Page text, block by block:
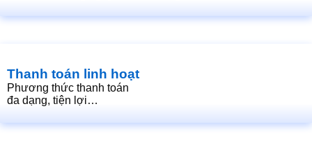
Thanh toán linh hoạt
Phương thức thanh toán
đa dạng, tiện lợi…